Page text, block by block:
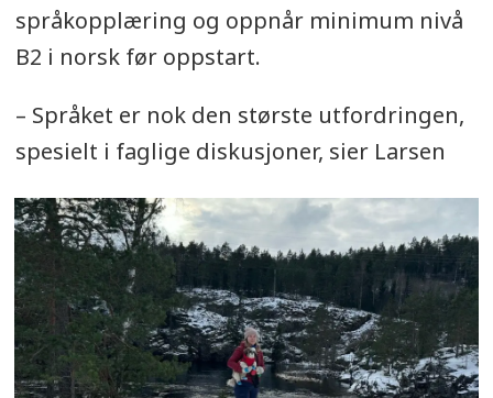
språkopplæring og oppnår minimum nivå
B2 i norsk før oppstart.
– Språket er nok den største utfordringen,
spesielt i faglige diskusjoner, sier Larsen